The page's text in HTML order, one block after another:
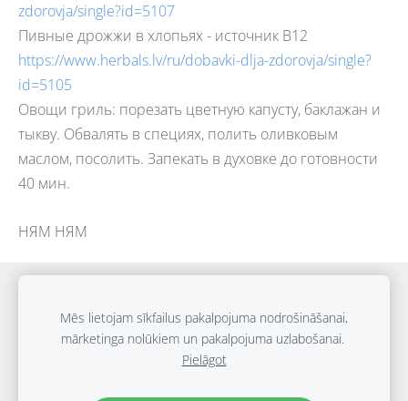
zdorovja/single?id=5107
Пивные дрожжи в хлопьях - источник В12
https://www.herbals.lv/ru/dobavki-dlja-zdorovja/single?
id=5105
Овощи гриль: порезать цветную капусту, баклажан и
тыкву. Обвалять в специях, полить оливковым
маслом, посолить. Запекать в духовке до готовности
40 мин.
НЯМ НЯМ
Autortiesības © Viktorija Darakova | 2010. – 2026
Jebkādu materiālu un tekstu izmantošana bez atļaujas ir
aizliegta.Datu aizsardzības politikas
Mēs lietojam sīkfailus pakalpojuma nodrošināšanai,
mārketinga nolūkiem un pakalpojuma uzlabošanai.
Pielāgot